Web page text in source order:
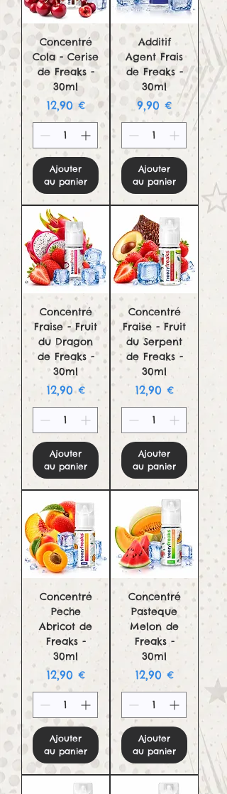
Concentré
Cola - Cerise
de Freaks -
30ml
Prix
12,90 €
Ajouter
au panier
Additif
Agent Frais
de Freaks -
30ml
Prix
9,90 €
Ajouter
au panier
Concentré
Fraise - Fruit
du Dragon
de Freaks -
30ml
Prix
12,90 €
Ajouter
au panier
Concentré
Fraise - Fruit
du Serpent
de Freaks -
30ml
Prix
12,90 €
Ajouter
au panier
Concentré
Peche
Abricot de
Freaks -
30ml
Prix
12,90 €
Ajouter
au panier
Concentré
Pasteque
Melon de
Freaks -
30ml
Prix
12,90 €
Ajouter
au panier